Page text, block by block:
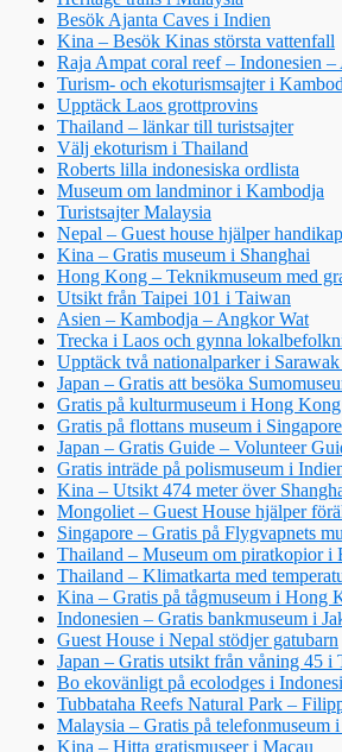
Besök Ajanta Caves i Indien
Kina – Besök Kinas största vattenfall
Raja Ampat coral reef – Indonesien –
Turism- och ekoturismsajter i
Upptäck Laos grottprovins
Thailand – länkar till turistsajter
Välj ekoturism i Thailand
Roberts lilla indonesiska ordlista
Museum om landminor i Kambodja
Turistsajter Malaysia
Nepal – Guest house hjälper
Kina – Gratis museum i Shanghai
Hong Kong – Teknikmuseum med
Utsikt från Taipei 101 i Taiwan
Asien – Kambodja – Angkor Wat
Trecka i Laos och gynna
Upptäck två nationalparker i
Japan – Gratis att besöka
Gratis på kulturmuseum i Hong Kong
Gratis på flottans museum i Singapore
Japan – Gratis Guide – Volunteer
Gratis inträde på polismuseum i
Kina – Utsikt 474 meter över
Mongoliet – Guest House hjälper
Singapore – Gratis på Flygvapnets
Thailand – Museum om piratkopior i
Thailand – Klimatkarta med
Kina – Gratis på tågmuseum i Hong
Indonesien – Gratis bankmuseum i
Guest House i Nepal stödjer gatubarn
Japan – Gratis utsikt från våning 45 i
Bo ekovänligt på ecolodges i
Tubbataha Reefs Natural Park –
Malaysia – Gratis på telefonmuseum
Kina – Hitta gratismuseer i Macau